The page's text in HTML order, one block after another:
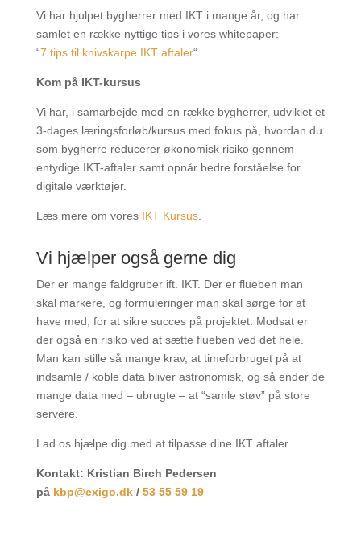
Vi har hjulpet bygherrer med IKT i mange år, og har
samlet en række nyttige tips i vores whitepaper:
“7 tips til knivskarpe IKT aftaler“.
Kom på IKT-kursus
Vi har, i samarbejde med en række bygherrer, udviklet et
3-dages læringsforløb/kursus med fokus på, hvordan du
som bygherre reducerer økonomisk risiko gennem
entydige IKT-aftaler samt opnår bedre forståelse for
digitale værktøjer.
Læs mere om vores IKT Kursus.
Vi hjælper også gerne dig
Der er mange faldgruber ift. IKT. Der er flueben man
skal markere, og formuleringer man skal sørge for at
have med, for at sikre succes på projektet. Modsat er
der også en risiko ved at sætte flueben ved det hele.
Man kan stille så mange krav, at timeforbruget på at
indsamle / koble data bliver astronomisk, og så ender de
mange data med – ubrugte – at “samle støv” på store
servere.
Lad os hjælpe dig med at tilpasse dine IKT aftaler.
Kontakt: Kristian Birch Pedersen
på kbp@exigo.dk / 53 55 59 19